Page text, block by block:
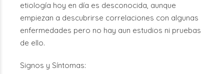
etiología hoy en día es desconocida, aunque
empiezan a descubrirse correlaciones con algunas
enfermedades pero no hay aun estudios ni pruebas
de ello.
Signos y Síntomas: